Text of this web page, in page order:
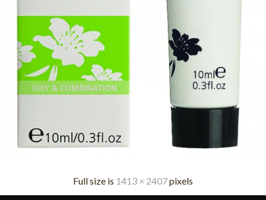
Full size is 1413 × 2407pixels